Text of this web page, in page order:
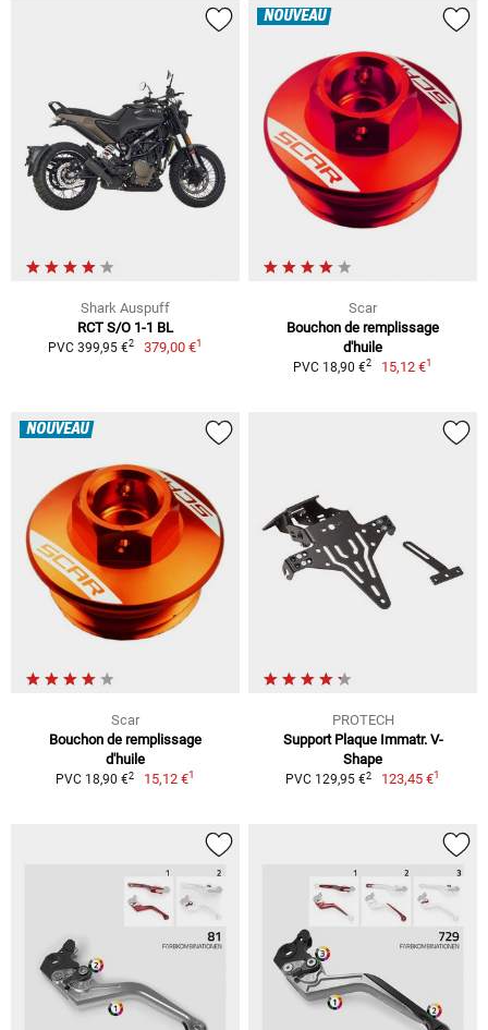
Shark Auspuff
RCT S/O 1-1 BL
PVC 399,95 €2 379,00 €1
NOUVEAU
Scar
Bouchon de remplissage
d'huile
PVC 18,90 €2 15,12 €1
NOUVEAU
Scar
Bouchon de remplissage
d'huile
PVC 18,90 €2 15,12 €1
PROTECH
Support Plaque Immatr. V-
Shape
PVC 129,95 €2 123,45 €1